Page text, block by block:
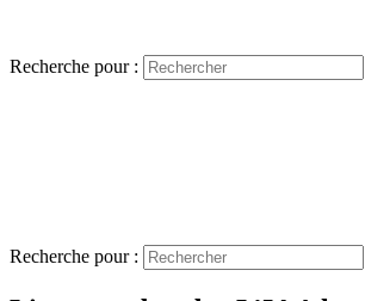
Recherche pour :
Recherche pour :